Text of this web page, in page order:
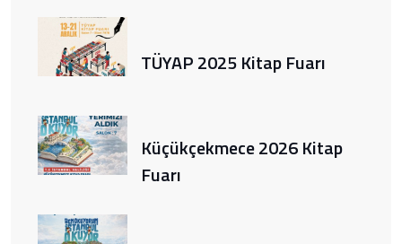
TÜYAP 2025 Kitap Fuarı
Küçükçekmece 2026 Kitap
Fuarı